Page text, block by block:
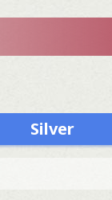
Silver